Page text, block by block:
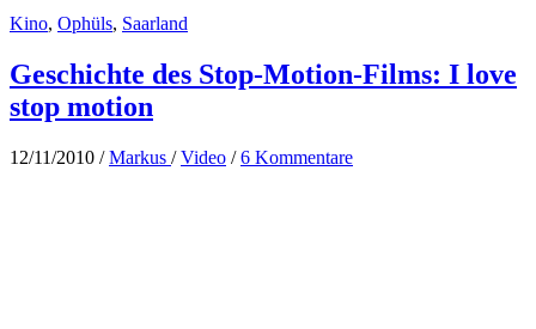
Kino, Ophüls, Saarland
Geschichte des Stop-Motion-Films: I love
stop motion
12/11/2010 /Markus /Video /6 Kommentare